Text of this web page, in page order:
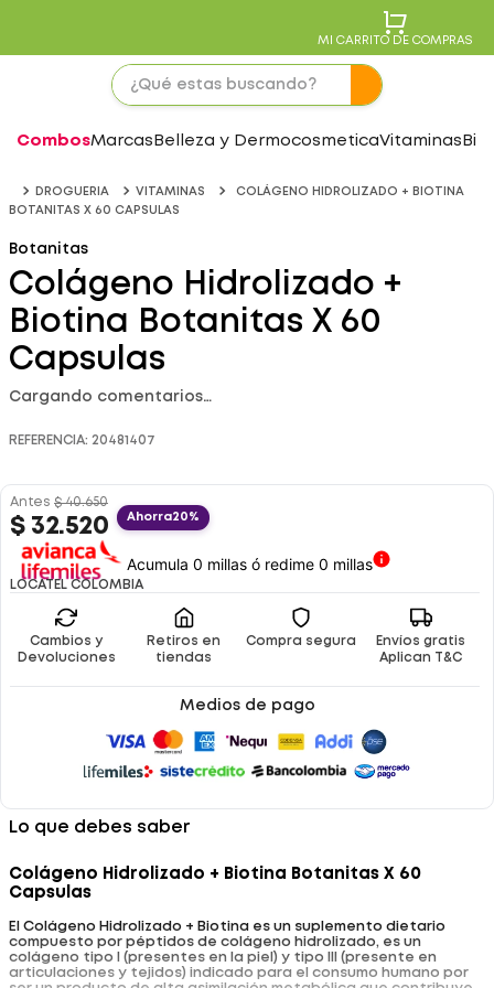
MI CARRITO DE COMPRAS
CombosMarcas Belleza y DermocosmeticaVitaminas
DROGUERIA VITAMINAS
COLÁGENO HIDROLIZADO + BIOTINA
BOTANITAS X 60 CAPSULAS
Botanitas
Colágeno Hidrolizado +
Biotina Botanitas X 60
Capsulas
Cargando comentarios…
REFERENCIA: 20481407
Antes $ 40.650
$ 32.520 Ahorra20%
Acumula 0 millas ó redime 0 millas
LOCATEL COLOMBIA
Cambios y
Devoluciones
Retiros en
tiendas
Compra segura
Envíos gratis
Aplican T&C
Medios de pago
Lo que debes saber
Colágeno Hidrolizado + Biotina Botanitas X 60
Capsulas
El Colágeno Hidrolizado + Biotina es un suplemento dietario
compuesto por péptidos de colágeno hidrolizado, es un
colágeno tipo I (presentes en la piel) y tipo III (presente en
articulaciones y tejidos) indicado para el consumo humano por